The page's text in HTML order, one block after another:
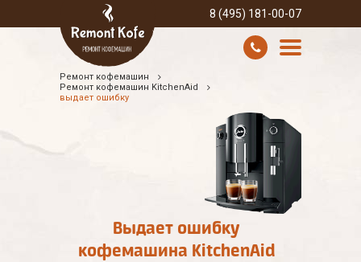
8 (495) 181-00-07
УСЛУГИ И ЦЕНЫ
Ремонт кофемашин
Ремонт кофемашин KitchenAid
выдает ошибку
Выдает ошибку
кофемашина KitchenAid